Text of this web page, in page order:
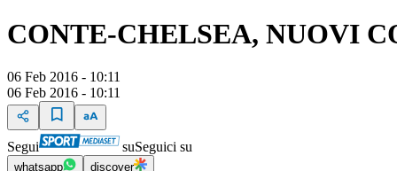
CONTE-CHELSEA, NUOVI
06 Feb 2016 - 10:11
06 Feb 2016 - 10:11
Segui suSeguici su
whatsapp discover